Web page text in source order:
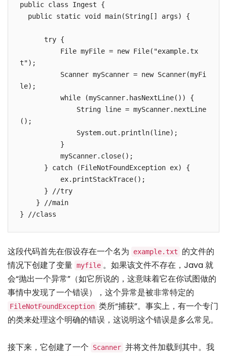
public class Ingest {
      try {
t");
le);
          while (myScanner.hasNextLine()) {
();
          myScanner.close();
这段代码首先在假设存在一个名为 example.txt
的文件的
情况下创建了变量 myfile 。如果该文件不存在，Java 就
会“抛出一个异常”（如它所说的，这意味着它在你试图做的
事情中发现了一个错误），这个异常是被非常特定的
FileNotFoundException 类所“捕获”。事实上，有一个专门
的类来处理这个明确的错误，这说明这个错误是多么常见。
接下来，它创建了一个 Scanner 并将文件加载到其中。我